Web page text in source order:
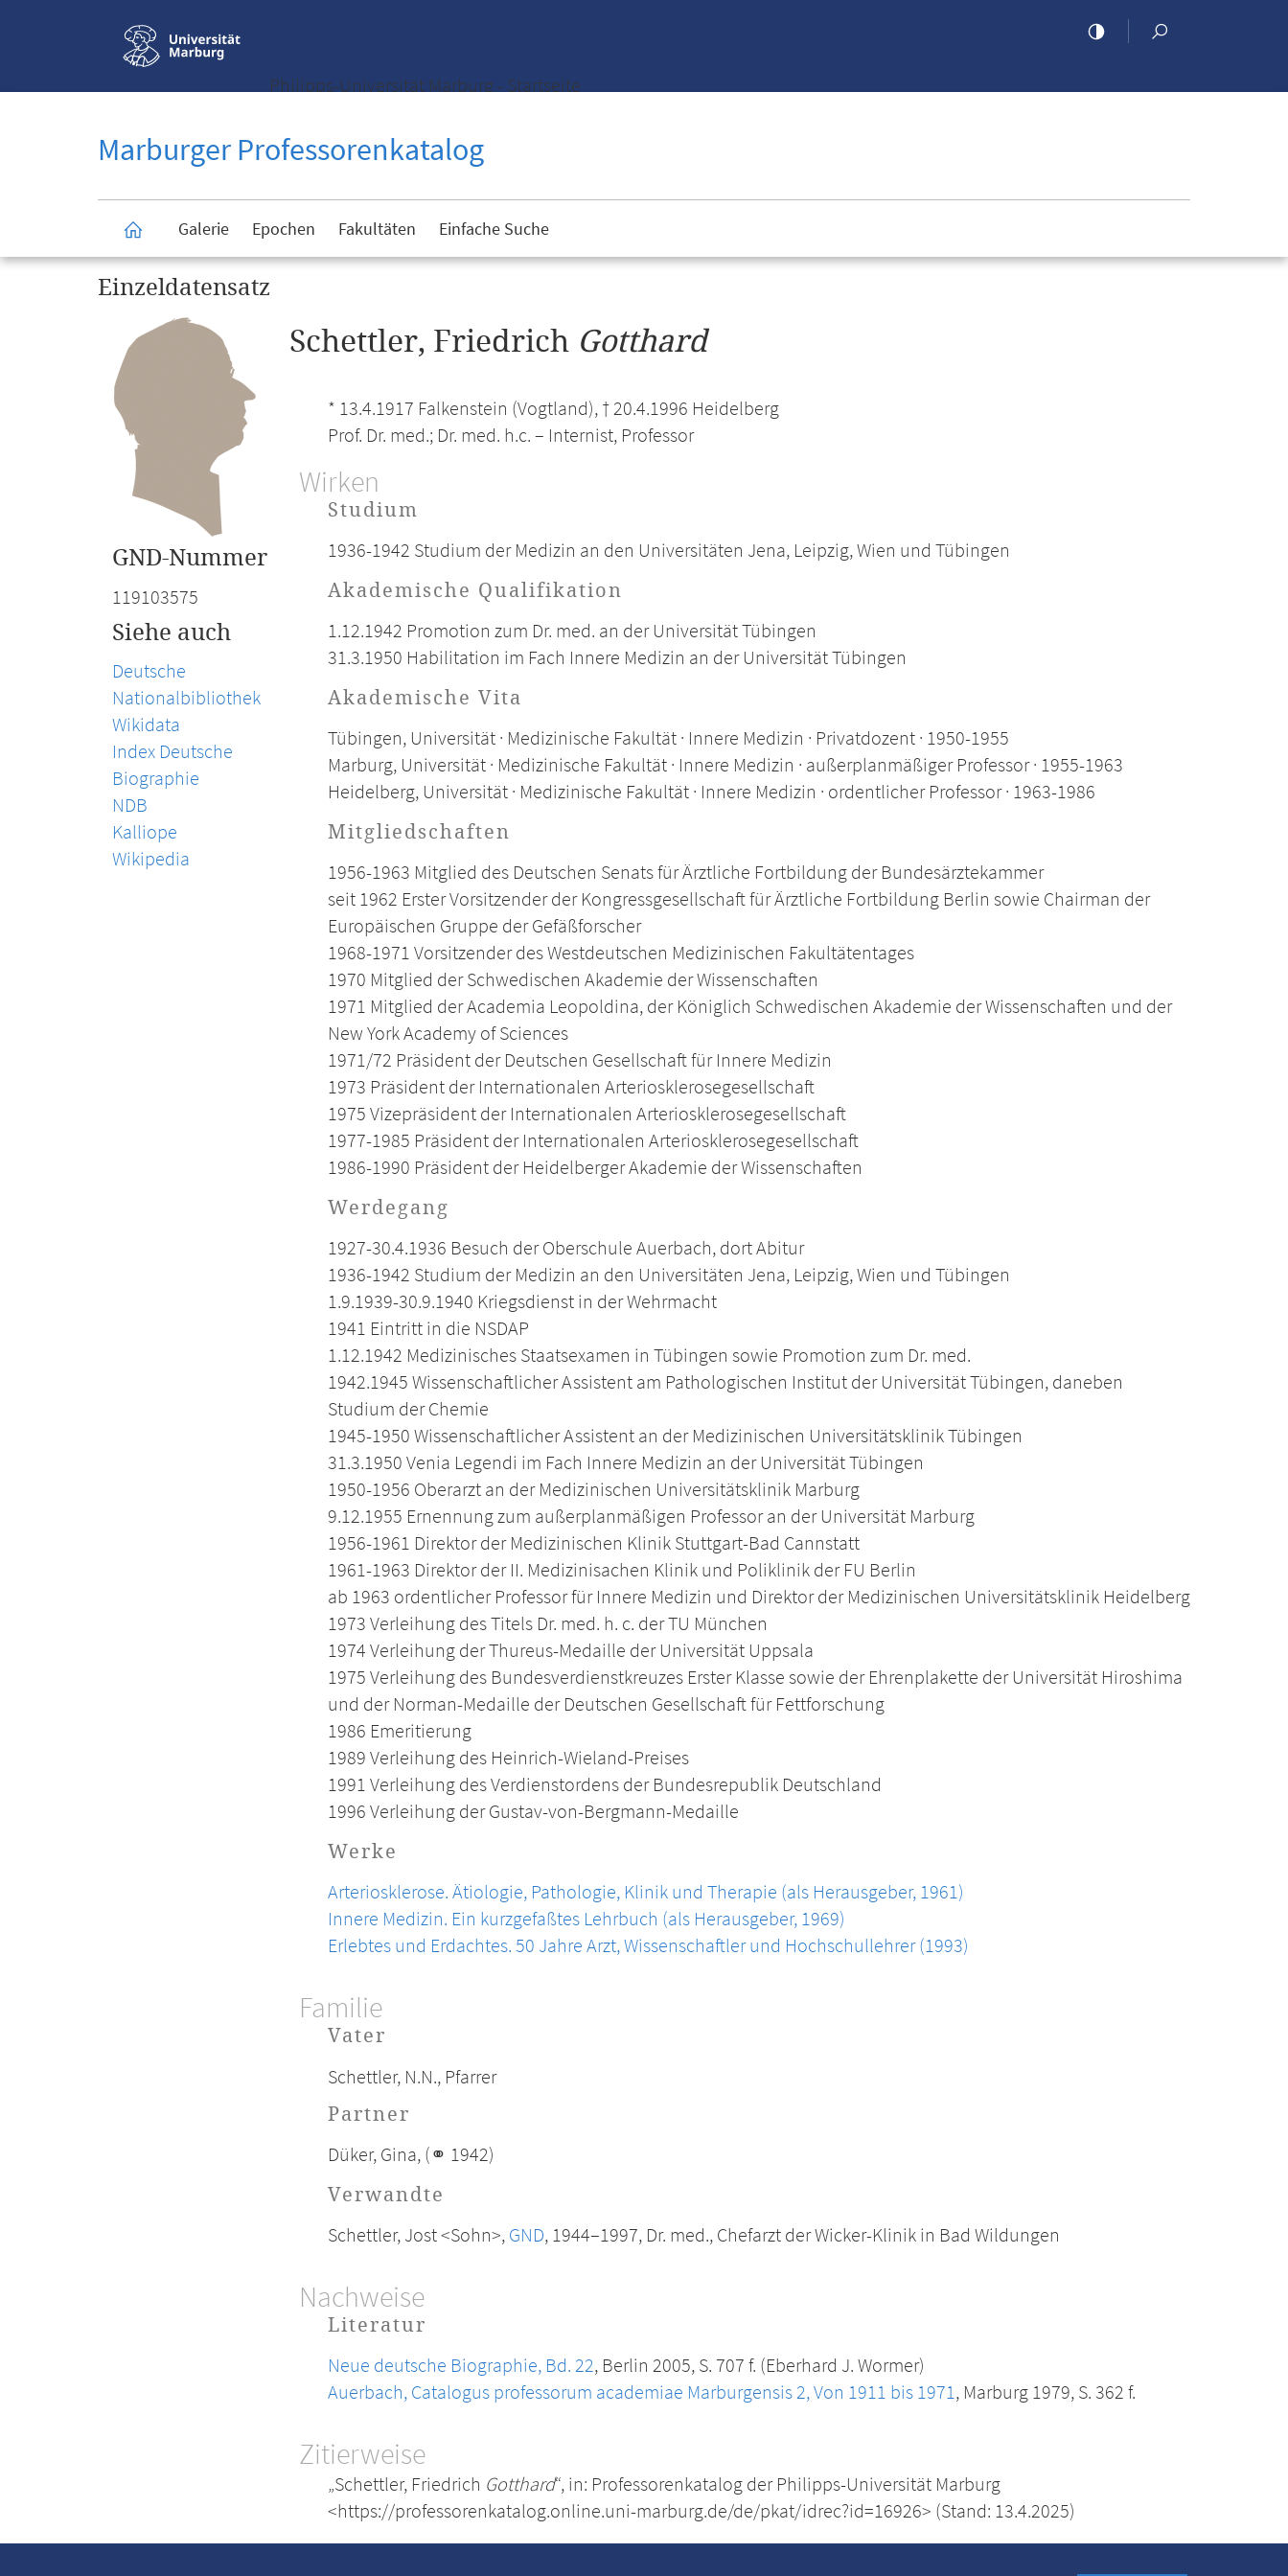
Philipps-Universität Marburg - Startseite
KONTRASTREICHE VERSION
SUCHE
Marburger Professorenkatalog
Startseite
Galerie Epochen Fakultäten Einfache Suche
Einzeldatensatz
GND-Nummer
119103575
Siehe auch
Deutsche
Nationalbibliothek
Wikidata
Index Deutsche
Biographie
NDB
Kalliope
Wikipedia
Schettler, Friedrich Gotthard
* 13.4.1917 Falkenstein (Vogtland), † 20.4.1996 Heidelberg
Prof. Dr. med.; Dr. med. h.c. – Internist, Professor
Wirken
Studium
1936-1942 Studium der Medizin an den Universitäten Jena, Leipzig, Wien und Tübingen
Akademische Qualifikation
1.12.1942 Promotion zum Dr. med. an der Universität Tübingen
31.3.1950 Habilitation im Fach Innere Medizin an der Universität Tübingen
Akademische Vita
Tübingen, Universität · Medizinische Fakultät · Innere Medizin · Privatdozent · 1950-1955
Marburg, Universität · Medizinische Fakultät · Innere Medizin · außerplanmäßiger Professor · 1955-1963
Heidelberg, Universität · Medizinische Fakultät · Innere Medizin · ordentlicher Professor · 1963-1986
Mitgliedschaften
1956-1963 Mitglied des Deutschen Senats für Ärztliche Fortbildung der Bundesärztekammer
seit 1962 Erster Vorsitzender der Kongressgesellschaft für Ärztliche Fortbildung Berlin sowie Chairman der
Europäischen Gruppe der Gefäßforscher
1968-1971 Vorsitzender des Westdeutschen Medizinischen Fakultätentages
1970 Mitglied der Schwedischen Akademie der Wissenschaften
1971 Mitglied der Academia Leopoldina, der Königlich Schwedischen Akademie der Wissenschaften und der
New York Academy of Sciences
1971/72 Präsident der Deutschen Gesellschaft für Innere Medizin
1973 Präsident der Internationalen Arteriosklerosegesellschaft
1975 Vizepräsident der Internationalen Arteriosklerosegesellschaft
1977-1985 Präsident der Internationalen Arteriosklerosegesellschaft
1986-1990 Präsident der Heidelberger Akademie der Wissenschaften
Werdegang
1927-30.4.1936 Besuch der Oberschule Auerbach, dort Abitur
1936-1942 Studium der Medizin an den Universitäten Jena, Leipzig, Wien und Tübingen
1.9.1939-30.9.1940 Kriegsdienst in der Wehrmacht
1941 Eintritt in die NSDAP
1.12.1942 Medizinisches Staatsexamen in Tübingen sowie Promotion zum Dr. med.
1942.1945 Wissenschaftlicher Assistent am Pathologischen Institut der Universität Tübingen, daneben
Studium der Chemie
1945-1950 Wissenschaftlicher Assistent an der Medizinischen Universitätsklinik Tübingen
31.3.1950 Venia Legendi im Fach Innere Medizin an der Universität Tübingen
1950-1956 Oberarzt an der Medizinischen Universitätsklinik Marburg
9.12.1955 Ernennung zum außerplanmäßigen Professor an der Universität Marburg
1956-1961 Direktor der Medizinischen Klinik Stuttgart-Bad Cannstatt
1961-1963 Direktor der II. Medizinisachen Klinik und Poliklinik der FU Berlin
ab 1963 ordentlicher Professor für Innere Medizin und Direktor der Medizinischen Universitätsklinik Heidelberg
1973 Verleihung des Titels Dr. med. h. c. der TU München
1974 Verleihung der Thureus-Medaille der Universität Uppsala
1975 Verleihung des Bundesverdienstkreuzes Erster Klasse sowie der Ehrenplakette der Universität Hiroshima
und der Norman-Medaille der Deutschen Gesellschaft für Fettforschung
1986 Emeritierung
1989 Verleihung des Heinrich-Wieland-Preises
1991 Verleihung des Verdienstordens der Bundesrepublik Deutschland
1996 Verleihung der Gustav-von-Bergmann-Medaille
Werke
Arteriosklerose. Ätiologie, Pathologie, Klinik und Therapie (als Herausgeber, 1961)
Innere Medizin. Ein kurzgefaßtes Lehrbuch (als Herausgeber, 1969)
Erlebtes und Erdachtes. 50 Jahre Arzt, Wissenschaftler und Hochschullehrer (1993)
Familie
Vater
Schettler, N.N., Pfarrer
Partner
Düker, Gina, (⚭ 1942)
Verwandte
Schettler, Jost <Sohn>, GND, 1944–1997, Dr. med., Chefarzt der Wicker-Klinik in Bad Wildungen
Nachweise
Literatur
Neue deutsche Biographie, Bd. 22, Berlin 2005, S. 707 f. (Eberhard J. Wormer)
Auerbach, Catalogus professorum academiae Marburgensis 2, Von 1911 bis 1971, Marburg 1979, S. 362 f.
Zitierweise
„Schettler, Friedrich Gotthard“, in: Professorenkatalog der Philipps-Universität Marburg
<https://professorenkatalog.online.uni-marburg.de/de/pkat/idrec?id=16926> (Stand: 13.4.2025)